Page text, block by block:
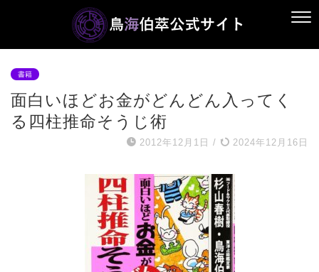
書籍
面白いほどお金がどんどん入ってく
る四柱推命そうじ術
2012年12月1日 / 2024年12月16日